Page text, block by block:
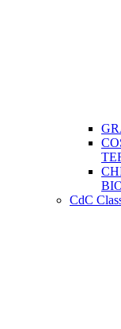
CdC